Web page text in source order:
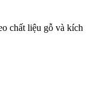
chất liệu gỗ và kích